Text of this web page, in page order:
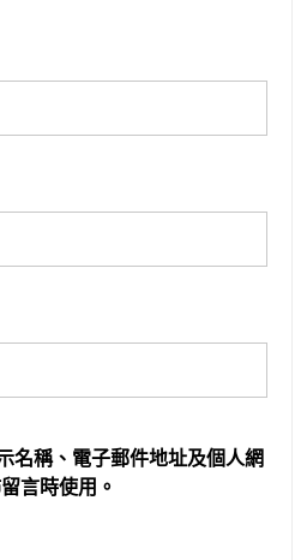
名稱、電子郵件地址及個人網
言時使用。